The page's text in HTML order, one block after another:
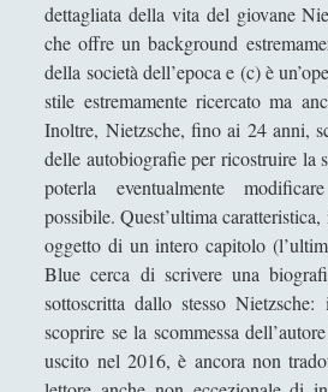
► Scienza (84)
► Storia(144)
► Libri Recensiti(441)
► Random(28)
► Ironia
► Un Po’ Di Narrativa(7)
► Attualità (12)
► Azione Filosofica(4)
► Cinema e Serie (15)
dettagliata della vita del giovane
che offre un background
della società dell’epoca e (c) è
stile estremamente ricercato ma
Inoltre, Nietzsche, fino ai 24 anni,
delle autobiografie per ricostruire la
poterla eventualmente
possibile. Quest’ultima
oggetto di un intero capitolo
Blue cerca di scrivere una
sottoscritta dallo stesso
scoprire se la scommessa
uscito nel 2016, è ancora non